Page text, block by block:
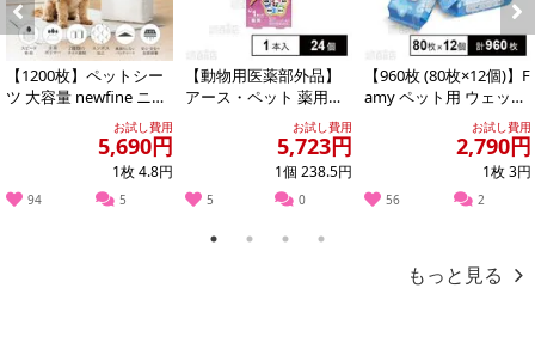
注意事項
お申込みの際は 「商品情報」に記載されている「注意事項」を
必ずご確認ください。
※お申込み後のキャンセルはお受けできません。
記載されている内容を必ずご確認いただき、お届けする商品セット
Previous
【1200枚】ペットシー
ツ 大容量 newfine ニュ
ーファイン レギュラー
お試し費用
5,690円
1枚 4.8円
94 5
【動物用医薬部外品】
アース・ペット 薬用シ
ョットオン 猫用 1本入
お試し費用
5,723円
1個 238.5円
5 0
【960枚 (80枚×12個)】F
amy ペット用 ウェット
ティッシュ ふた付...
お試し費用
2,790円
1枚 3円
56 2
Next
1 2 3 4
もっと見る